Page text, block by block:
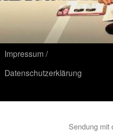
Impressum /
Datenschutzerklärung
Sendung mit